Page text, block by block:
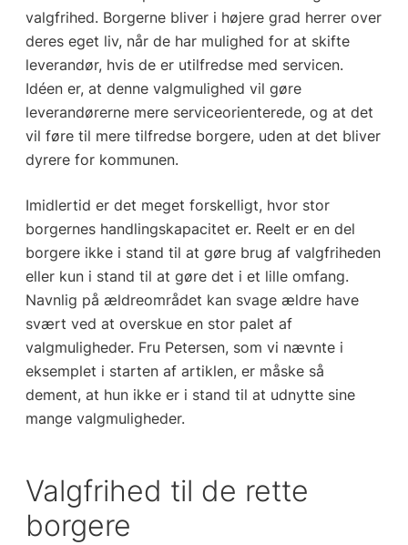
valgfrihed. Borgerne bliver i højere grad herrer over
deres eget liv, når de har mulighed for at skifte
leverandør, hvis de er utilfredse med servicen.
Idéen er, at denne valgmulighed vil gøre
leverandørerne mere serviceorienterede, og at det
vil føre til mere tilfredse borgere, uden at det bliver
dyrere for kommunen.
Imidlertid er det meget forskelligt, hvor stor
borgernes handlingskapacitet er. Reelt er en del
borgere ikke i stand til at gøre brug af valgfriheden
eller kun i stand til at gøre det i et lille omfang.
Navnlig på ældreområdet kan svage ældre have
svært ved at overskue en stor palet af
valgmuligheder. Fru Petersen, som vi nævnte i
eksemplet i starten af artiklen, er måske så
dement, at hun ikke er i stand til at udnytte sine
mange valgmuligheder.
Valgfrihed til de rette
borgere